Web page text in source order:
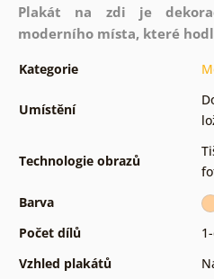
Plakát na zdi je
moderního místa, které
Kategorie
Umístění
Technologie obrazů
Barva
Počet dílů
Vzhled plakátů